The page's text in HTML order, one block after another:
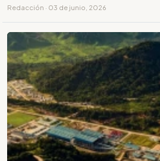
Redacción · 03 de junio, 2026